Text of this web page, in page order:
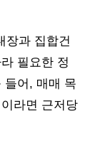
장과 집합건
필요한 정
들어, 매매 목
라면 근저당